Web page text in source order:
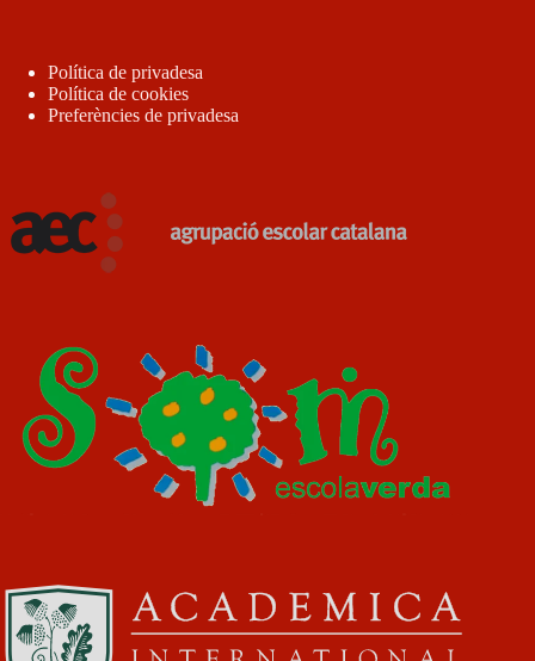
Política de privadesa
Política de cookies
Preferències de privadesa